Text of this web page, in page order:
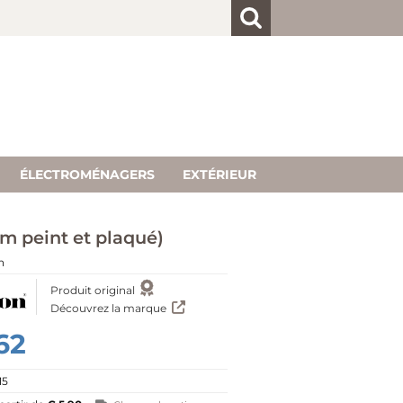
inscrit
ÉLECTROMÉNAGERS EXTÉRIEUR
peint et plaqué)
Produit original
Découvrez la marque